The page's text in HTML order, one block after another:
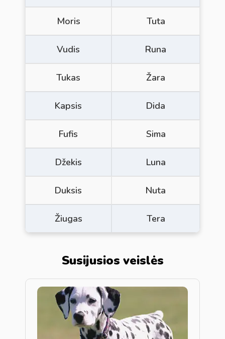
Moris Tuta
Vudis Runa
Tukas Žara
Kapsis Dida
Fufis Sima
Džekis Luna
Duksis Nuta
Žiugas Tera
Susijusios veislės